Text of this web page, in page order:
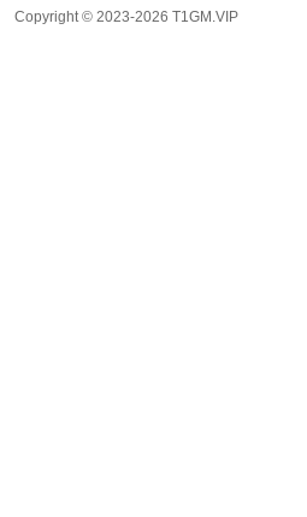
Copyright © 2023-2026 T1GM.VIP